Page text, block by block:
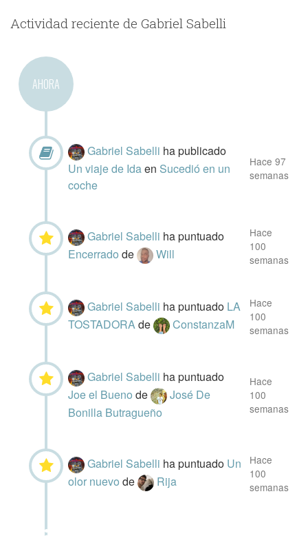
Actividad reciente de Gabriel Sabelli
AHORA
Gabriel Sabelli ha publicado
Un viaje de Idaen Sucedió en un
coche
Hace 97
semanas
Gabriel Sabelli ha puntuado
Encerradode Will
Hace
100
semanas
Gabriel Sabelli ha puntuado LA
TOSTADORAde ConstanzaM
Hace
100
semanas
Gabriel Sabelli ha puntuado
Joe el Buenode
José De
Bonilla Butragueño
Hace
100
semanas
Gabriel Sabelli ha puntuado Un
olor nuevode Rija
Hace
100
semanas